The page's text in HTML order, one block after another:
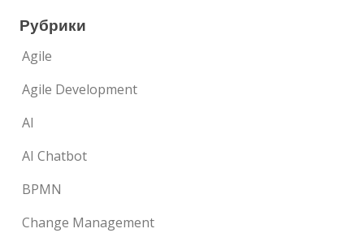
Рубрики
Agile
Agile Development
AI
AI Chatbot
BPMN
Change Management